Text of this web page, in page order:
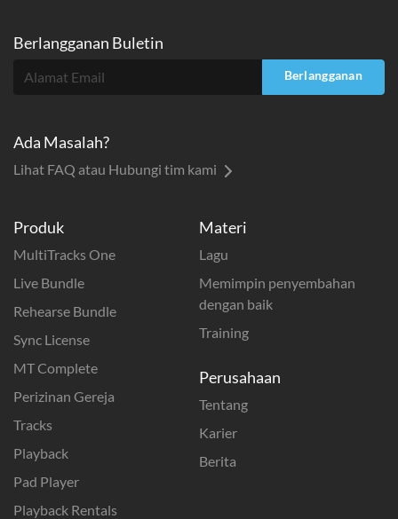
Produk
MultiTracks One
Live Bundle
Rehearse Bundle
Sync License
MT Complete
Perizinan Gereja
Tracks
Playback
Pad Player
Playback Rentals
Materi
Lagu
Memimpin penyembahan
dengan baik
Training
Perusahaan
Tentang
Karier
Berita
Berlangganan Buletin
Berlangganan
Ada Masalah?
Lihat FAQ atau Hubungi tim kami